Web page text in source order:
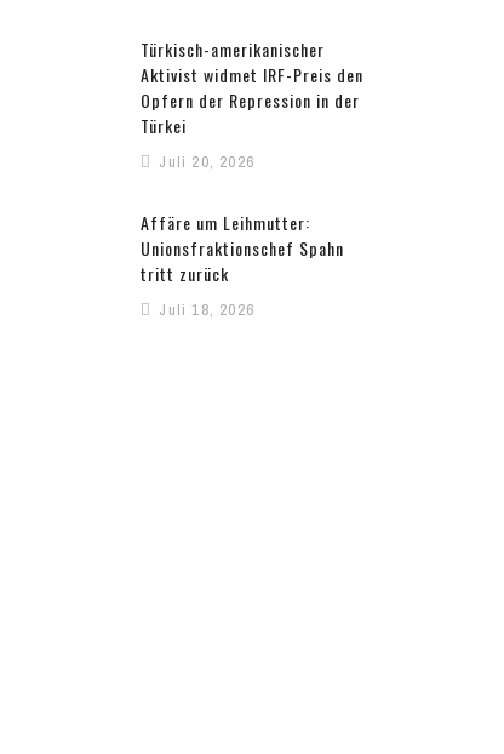
Türkisch-amerikanischer
Aktivist widmet IRF-Preis den
Opfern der Repression in der
Türkei
Juli 20, 2026
Affäre um Leihmutter:
Unionsfraktionschef Spahn
tritt zurück
Juli 18, 2026